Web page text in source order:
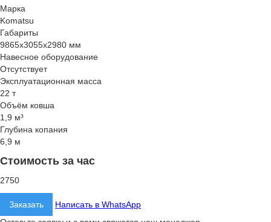
Марка
Komatsu
Габариты
9865x3055x2980 мм
Навесное оборудование
Отсутствует
Эксплуатационная масса
22 т
Объём ковша
1,9 м³
Глубина копания
6,9 м
Стоимость за час
2750
Заказать
Написать в WhatsApp